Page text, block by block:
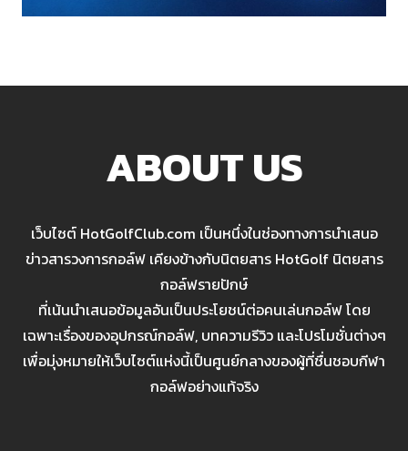
ABOUT US
เว็บไซต์ HotGolfClub.com เป็นหนึ่งในช่องทางการนำเสนอ
ข่าวสารวงการกอล์ฟ เคียงข้างกับนิตยสาร HotGolf นิตยสาร
กอล์ฟรายปักษ์
ที่เน้นนำเสนอข้อมูลอันเป็นประโยชน์ต่อคนเล่นกอล์ฟ โดย
เฉพาะเรื่องของอุปกรณ์กอล์ฟ, บทความรีวิว และโปรโมชั่นต่างๆ
เพื่อมุ่งหมายให้เว็บไซต์แห่งนี้เป็นศูนย์กลางของผู้ที่ชื่นชอบกีฬา
กอล์ฟอย่างแท้จริง